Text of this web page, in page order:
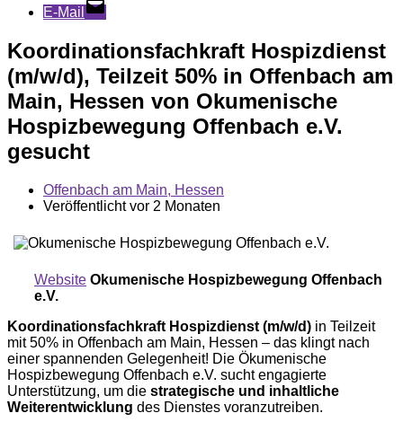
E-Mail
Koordinationsfachkraft Hospizdienst
(m/w/d), Teilzeit 50% in Offenbach am
Main, Hessen von Okumenische
Hospizbewegung Offenbach e.V.
gesucht
Offenbach am Main, Hessen
Veröffentlicht vor 2 Monaten
Website Okumenische Hospizbewegung Offenbach
e.V.
Koordinationsfachkraft Hospizdienst (m/w/d) in Teilzeit
mit 50% in Offenbach am Main, Hessen – das klingt nach
einer spannenden Gelegenheit! Die Ökumenische
Hospizbewegung Offenbach e.V. sucht engagierte
Unterstützung, um die strategische und inhaltliche
Weiterentwicklung des Dienstes voranzutreiben.